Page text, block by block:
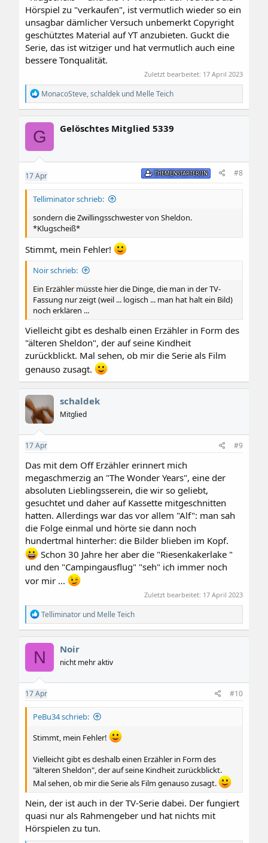
Hörspiel zu "verkaufen", ist vermutlich wieder so ein
unsagbar dämlicher Versuch unbemerkt Copyright
geschütztes Material auf YT anzubieten. Guckt die
Serie, das ist witziger und hat vermutlich auch eine
bessere Tonqualität.
Zuletzt bearbeitet: 17 April 2023
R
e
a
k
t
i
o
n
n
MonacoSteve,schaldek und Melle Teich
G Gelöschtes Mitglied 5339
17 Apr THEMENSTARTER/IN #8
Telliminator schrieb:
sondern die Zwillingsschwester von Sheldon.
*Klugscheiß*
Stimmt, mein Fehler!
Noir schrieb:
Ein Erzähler müsste hier die Dinge, die man in der TV-
Fassung nur zeigt (weil ... logisch ... man hat halt ein Bild)
noch erklären ...
Vielleicht gibt es deshalb einen Erzähler in Form des
"älteren Sheldon", der auf seine Kindheit
zurückblickt. Mal sehen, ob mir die Serie als Film
genauso zusagt.
schaldek
Mitglied
17 Apr #9
Das mit dem Off Erzähler erinnert mich
megaschmerzig an "The Wonder Years", eine der
absoluten Lieblingsserein, die wir so geliebt,
gesuchtet und daher auf Kassette mitgeschnitten
hatten. Allerdings war das vor allem "Alf": man sah
die Folge einmal und hörte sie dann noch
hundertmal hinterher: die Bilder blieben im Kopf.
Schon 30 Jahre her aber die "Riesenkakerlake "
und den "Campingausflug" "seh" ich immer noch
vor mir ...
Zuletzt bearbeitet: 17 April 2023
R
e
a
k
t
i
o
n
e
n
Telliminator und Melle Teich
N Noir
nicht mehr aktiv
17 Apr #10
PeBu34 schrieb:
Stimmt, mein Fehler!
Vielleicht gibt es deshalb einen Erzähler in Form des
"älteren Sheldon", der auf seine Kindheit zurückblickt.
Mal sehen, ob mir die Serie als Film genauso zusagt.
Nein, der ist auch in der TV-Serie dabei. Der fungiert
quasi nur als Rahmengeber und hat nichts mit
Hörspielen zu tun.